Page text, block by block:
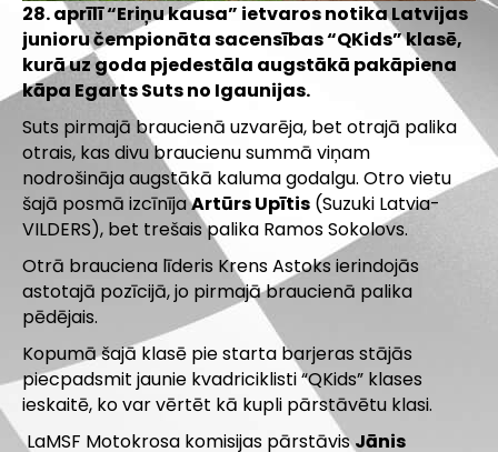
28. aprīlī “Eriņu kausa” ietvaros notika Latvijas
junioru čempionāta sacensības “QKids” klasē,
kurā uz goda pjedestāla augstākā pakāpiena
kāpa Egarts Suts no Igaunijas.
Suts pirmajā braucienā uzvarēja, bet otrajā palika
otrais, kas divu braucienu summā viņam
nodrošināja augstākā kaluma godalgu. Otro vietu
šajā posmā izcīnījaArtūrs Upītis (Suzuki Latvia-
VILDERS), bet trešais palika Ramos Sokolovs.
Otrā brauciena līderis Krens Astoks ierindojās
astotajā pozīcijā, jo pirmajā braucienā palika
pēdējais.
Kopumā šajā klasē pie starta barjeras stājās
piecpadsmit jaunie kvadriciklisti “QKids” klases
ieskaitē, ko var vērtēt kā kupli pārstāvētu klasi.
LaMSF Motokrosa komisijas pārstāvisJānis